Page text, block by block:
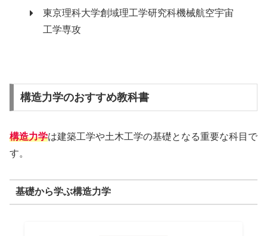
東京理科大学創域理工学研究科機械航空宇宙
工学専攻
構造力学のおすすめ教科書
構造力学は建築工学や土木工学の基礎となる重要な科目で
す。
基礎から学ぶ構造力学